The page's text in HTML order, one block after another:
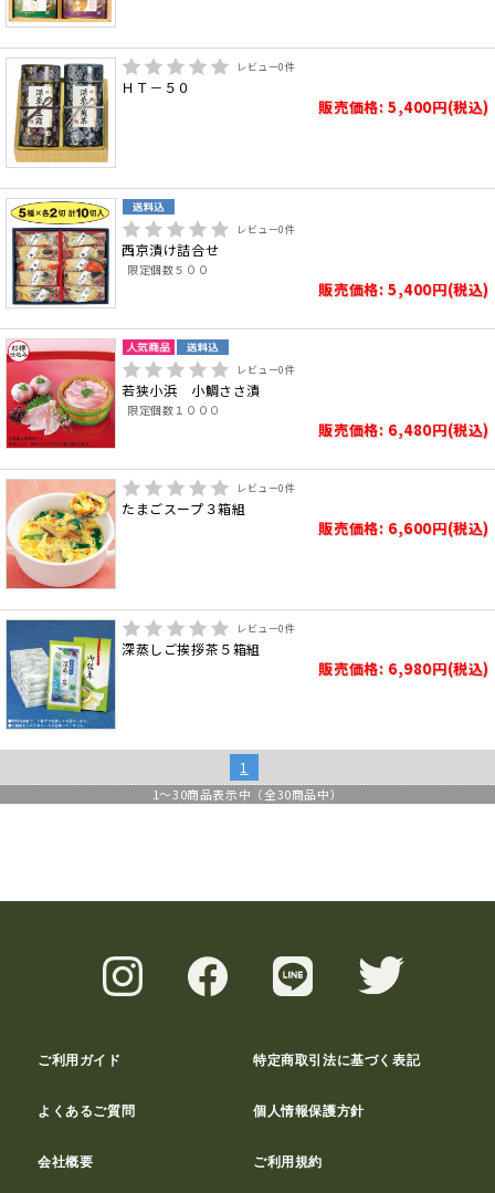
レビュー0件
ＨＴ－５０
販売価格: 5,400円(税込)
レビュー0件
西京漬け詰合せ
限定個数５００
販売価格: 5,400円(税込)
レビュー0件
若狭小浜 小鯛ささ漬
限定個数１０００
販売価格: 6,480円(税込)
レビュー0件
たまごスープ３箱組
販売価格: 6,600円(税込)
レビュー0件
深蒸しご挨拶茶５箱組
販売価格: 6,980円(税込)
1
1～30商品表示中（全30商品中）
ご利用ガイド 特定商取引法に基づく表記
よくあるご質問 個人情報保護方針
会社概要 ご利用規約